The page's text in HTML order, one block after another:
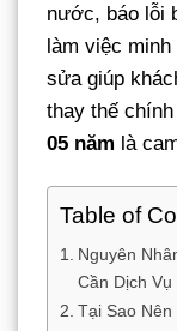
nước, báo lỗi
làm việc
sửa giúp
thay thế
05 năm là
Table of
Nguyên
Cần Dịch
Tại Sao